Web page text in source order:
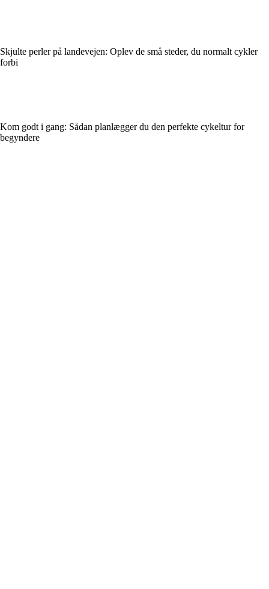
Skjulte perler på landevejen: Oplev de små steder, du normalt cykler
forbi
Kom godt i gang: Sådan planlægger du den perfekte cykeltur for
begyndere